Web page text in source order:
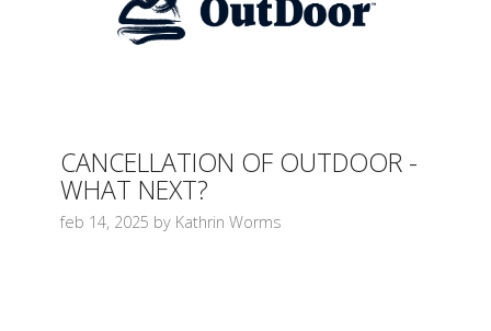
CANCELLATION OF OUTDOOR -
WHAT NEXT?
feb 14, 2025 by Kathrin Worms